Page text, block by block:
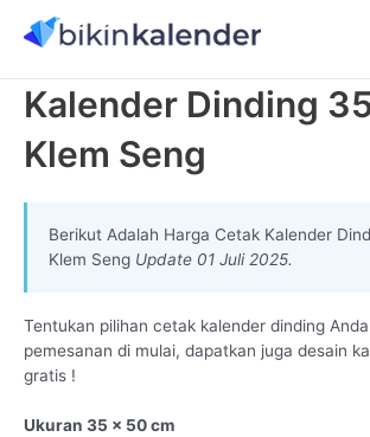
konten
Kalender Dinding
Klem Seng
Berikut Adalah Harga Cetak Kalender
Klem Seng Update 01 Juli 2025.
Tentukan pilihan cetak kalender dinding
pemesanan di mulai, dapatkan juga desain
gratis !
Ukuran 35 x 50 cm